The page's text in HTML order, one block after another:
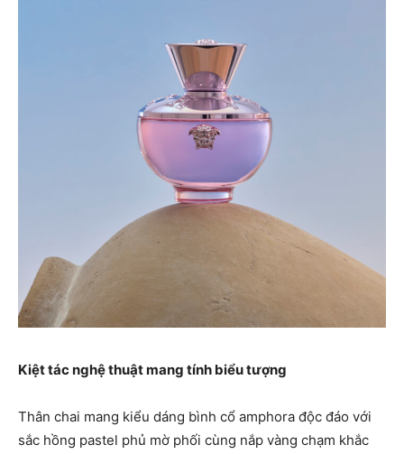
Kiệt tác nghệ thuật mang tính biểu tượng
Thân chai mang kiểu dáng bình cổ amphora độc đáo với
sắc hồng pastel phủ mờ phối cùng nắp vàng chạm khắc